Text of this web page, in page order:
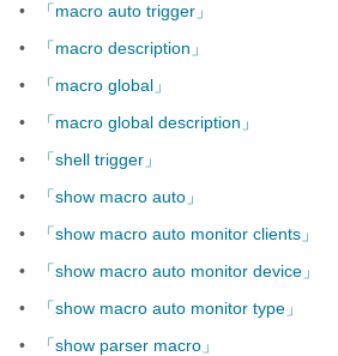
•
「macro auto trigger」
•
「macro description」
•
「macro global」
•
「macro global description」
•
「shell trigger」
•
「show macro auto」
•
「show macro auto monitor clients」
•
「show macro auto monitor device」
•
「show macro auto monitor type」
•
「show parser macro」